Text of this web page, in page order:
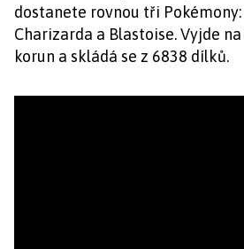
dostanete rovnou tři Pokémony:
Charizarda a Blastoise. Vyjde
korun a skládá se z 6838 dílků.